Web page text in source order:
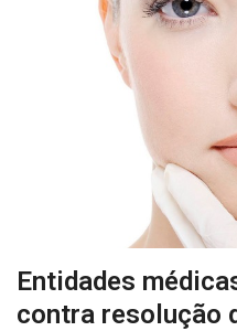
Entidades
contra resolução